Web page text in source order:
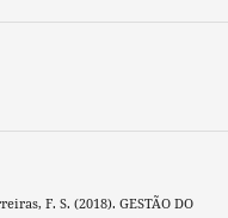
F. S. (2018). GESTÃO DO